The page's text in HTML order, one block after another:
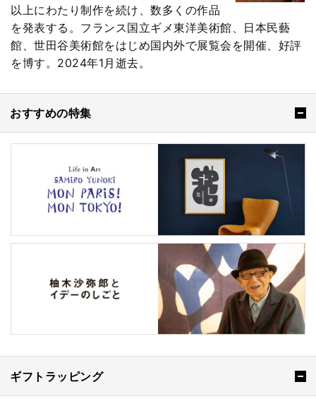
以上にわたり制作を続け、数多くの作品
を発表する。フランス国立ギメ東洋美術館、日本民藝
館、世田谷美術館をはじめ国内外で展覧会を開催、好評
を博す。2024年1月逝去。
おすすめの特集
ギフトラッピング